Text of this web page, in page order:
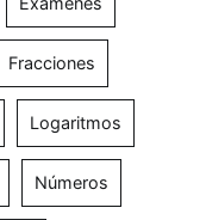
Fracciones
Logaritmos
Números